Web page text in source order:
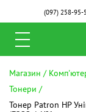
(097)258-95-
Магазин
Тонери
Тонер Patron HP